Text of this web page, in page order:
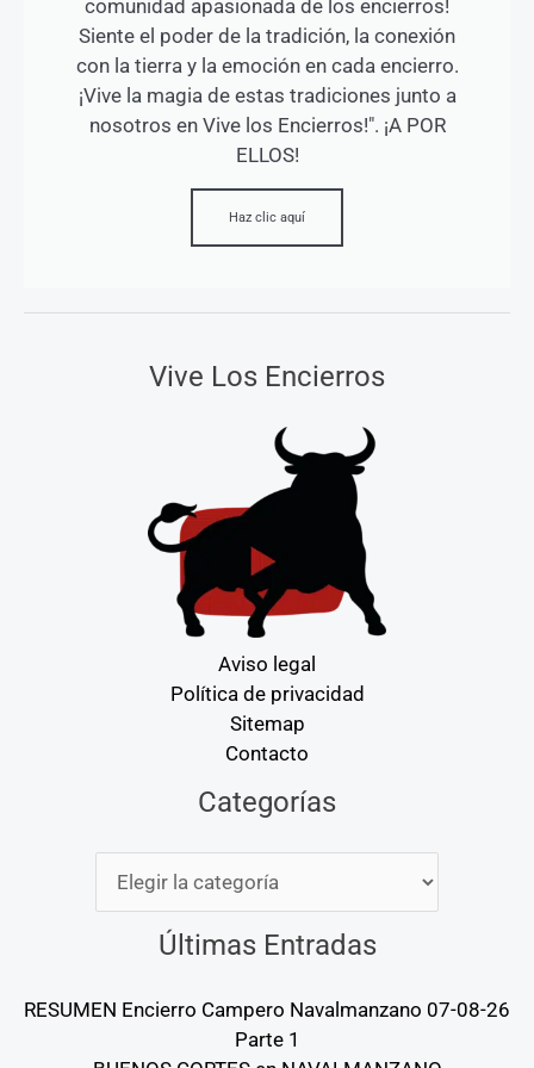
comunidad apasionada de los encierros!
Siente el poder de la tradición, la conexión
con la tierra y la emoción en cada encierro.
¡Vive la magia de estas tradiciones junto a
nosotros en Vive los Encierros!". ¡A POR
ELLOS!
Haz clic aquí
Vive Los Encierros
Aviso legal
Política de privacidad
Sitemap
Contacto
Categorías
Últimas Entradas
RESUMEN Encierro Campero Navalmanzano 07-08-26
Parte 1